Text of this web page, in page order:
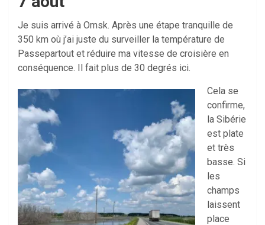
Je suis arrivé à Omsk. Après une étape tranquille de
350 km où j’ai juste du surveiller la température de
Passepartout et réduire ma vitesse de croisière en
conséquence. Il fait plus de 30 degrés ici.
Cela se
confirme,
la Sibérie
est plate
et très
basse. Si
les
champs
laissent
place